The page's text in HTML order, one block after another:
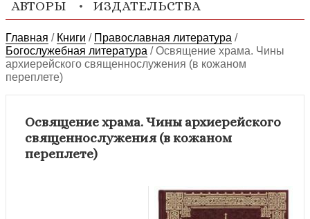
АВТОРЫ
ИЗДАТЕЛЬСТВА
Главная / Книги / Православная литература /
Богослужебная литература /Освящение храма. Чины
архиерейского священнослужения (в кожаном
переплете)
Освящение храма. Чины архиерейского
священнослужения (в кожаном
переплете)